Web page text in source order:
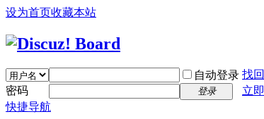
设为首页收藏本站
自动登录 找
密码
登录
立
快捷导航